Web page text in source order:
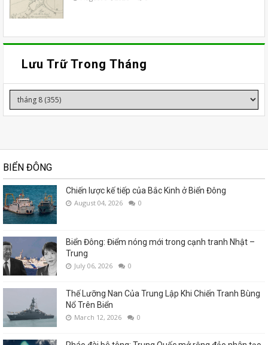
Lưu Trữ Trong Tháng
BIỂN ĐÔNG
Chiến lược kế tiếp của Bắc Kinh ở Biển Đông
August 04, 2026 0
Biển Đông: Điểm nóng mới trong cạnh tranh Nhật –
Trung
July 06, 2026 0
Thế Lưỡng Nan Của Trung Lập Khi Chiến Tranh Bùng
Nổ Trên Biển
March 12, 2026 0